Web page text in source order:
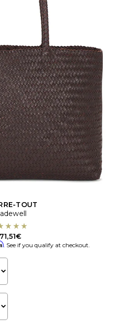
TOUT
. See if you qualify at checkout.